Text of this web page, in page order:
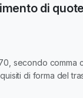
di
secondo comma
di forma del